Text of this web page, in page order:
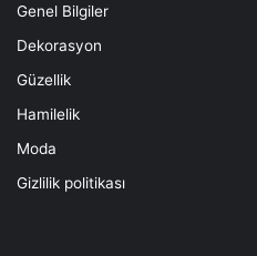
Genel Bilgiler
Dekorasyon
Güzellik
Hamilelik
Moda
Gizlilik politikası